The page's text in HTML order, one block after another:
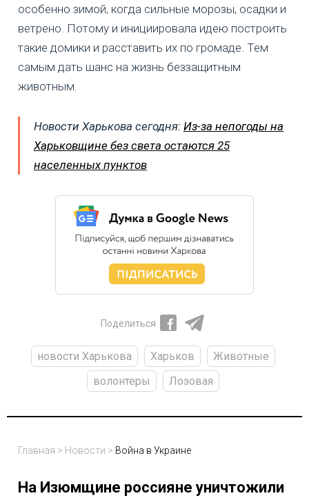
особенно зимой, когда сильные морозы, осадки и
ветрено. Потому и инициировала идею построить
такие домики и расставить их по громаде. Тем
самым дать шанс на жизнь беззащитным
животным.
Новости Харькова сегодня: Из-за непогоды на
Харьковщине без света остаются 25
населенных пунктов
Поделиться
новости Харькова Харьков
Животные
волонтеры
Лозовая
Главная > Новости > Война в Украине
На Изюмщине россияне уничтожили